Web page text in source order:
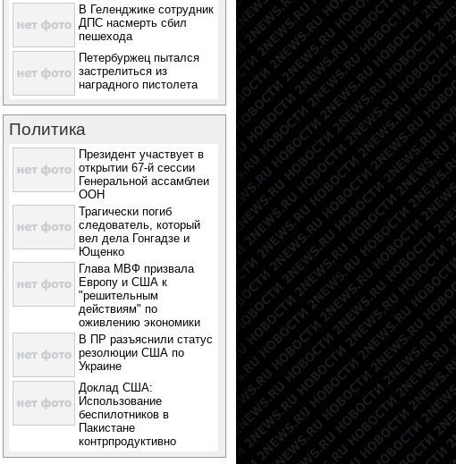
В Геленджике сотрудник
ДПС насмерть сбил
пешехода
Петербуржец пытался
застрелиться из
наградного пистолета
Политика
Президент участвует в
открытии 67-й сессии
Генеральной ассамблеи
ООН
Трагически погиб
следователь, который
вел дела Гонгадзе и
Ющенко
Глава МВФ призвала
Европу и США к
"решительным
действиям" по
оживлению экономики
В ПР разъяснили статус
резолюции США по
Украине
Доклад США:
Использование
беспилотников в
Пакистане
контрпродуктивно